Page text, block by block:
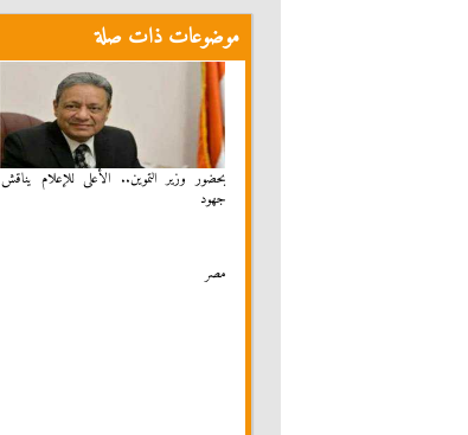
موضوعات ذات صلة
بحضور وزير التموين.. الأعلى للإعلام يناقش
جهود
مصر